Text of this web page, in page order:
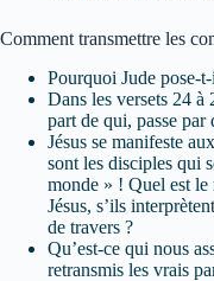
Comment transmettre les
Pourquoi Jude pose-
Dans les versets 24
part de qui, passe
Jésus se manifeste
sont les disciples qui
monde » ! Quel est le
Jésus, s’ils
de travers ?
Qu’est-ce qui nous
retransmis les vrais